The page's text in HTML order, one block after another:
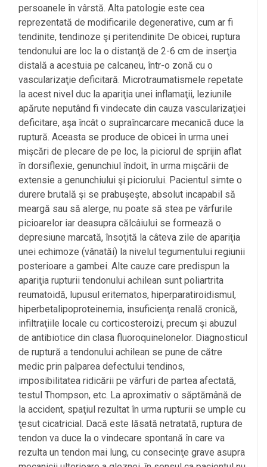
persoanele în vârstă. Alta patologie este cea
reprezentată de modificarile degenerative, cum ar fi
tendinite, tendinoze şi peritendinite De obicei, ruptura
tendonului are loc la o distanţă de 2-6 cm de inserţia
distală a acestuia pe calcaneu, într-o zonă cu o
vascularizaţie deficitară. Microtraumatismele repetate
la acest nivel duc la apariţia unei inflamaţii, leziunile
apărute neputând fi vindecate din cauza vascularizaţiei
deficitare, aşa încât o supraîncarcare mecanică duce la
ruptură. Aceasta se produce de obicei în urma unei
mişcări de plecare de pe loc, la piciorul de sprijin aflat
în dorsiflexie, genunchiul îndoit, în urma mişcării de
extensie a genunchiului şi piciorului. Pacientul simte o
durere brutală şi se prabuşeşte, absolut incapabil să
meargă sau să alerge, nu poate să stea pe vârfurile
picioarelor iar deasupra călcâiului se formează o
depresiune marcată, însoţită la câteva zile de apariţia
unei echimoze (vânatăi) la nivelul tegumentului regiunii
posterioare a gambei. Alte cauze care predispun la
apariţia rupturii tendonului achilean sunt poliartrita
reumatoidă, lupusul eritematos, hiperparatiroidismul,
hiperbetalipoproteinemia, insuficienţa renală cronică,
infiltraţiile locale cu corticosteroizi, precum şi abuzul
de antibiotice din clasa fluoroquinelonelor. Diagnosticul
de ruptură a tendonului achilean se pune de către
medic prin palparea defectului tendinos,
imposibilitatea ridicării pe vârfuri de partea afectată,
testul Thompson, etc. La aproximativ o săptămână de
la accident, spaţiul rezultat în urma rupturii se umple cu
ţesut cicatricial. Dacă este lăsată netratată, ruptura de
tendon va duce la o vindecare spontană în care va
rezulta un tendon mai lung, cu consecinţe grave asupra